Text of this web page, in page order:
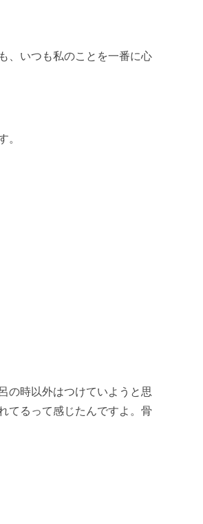
、いつも私のことを一番に心
の時以外はつけていようと思
てるって感じたんですよ。骨